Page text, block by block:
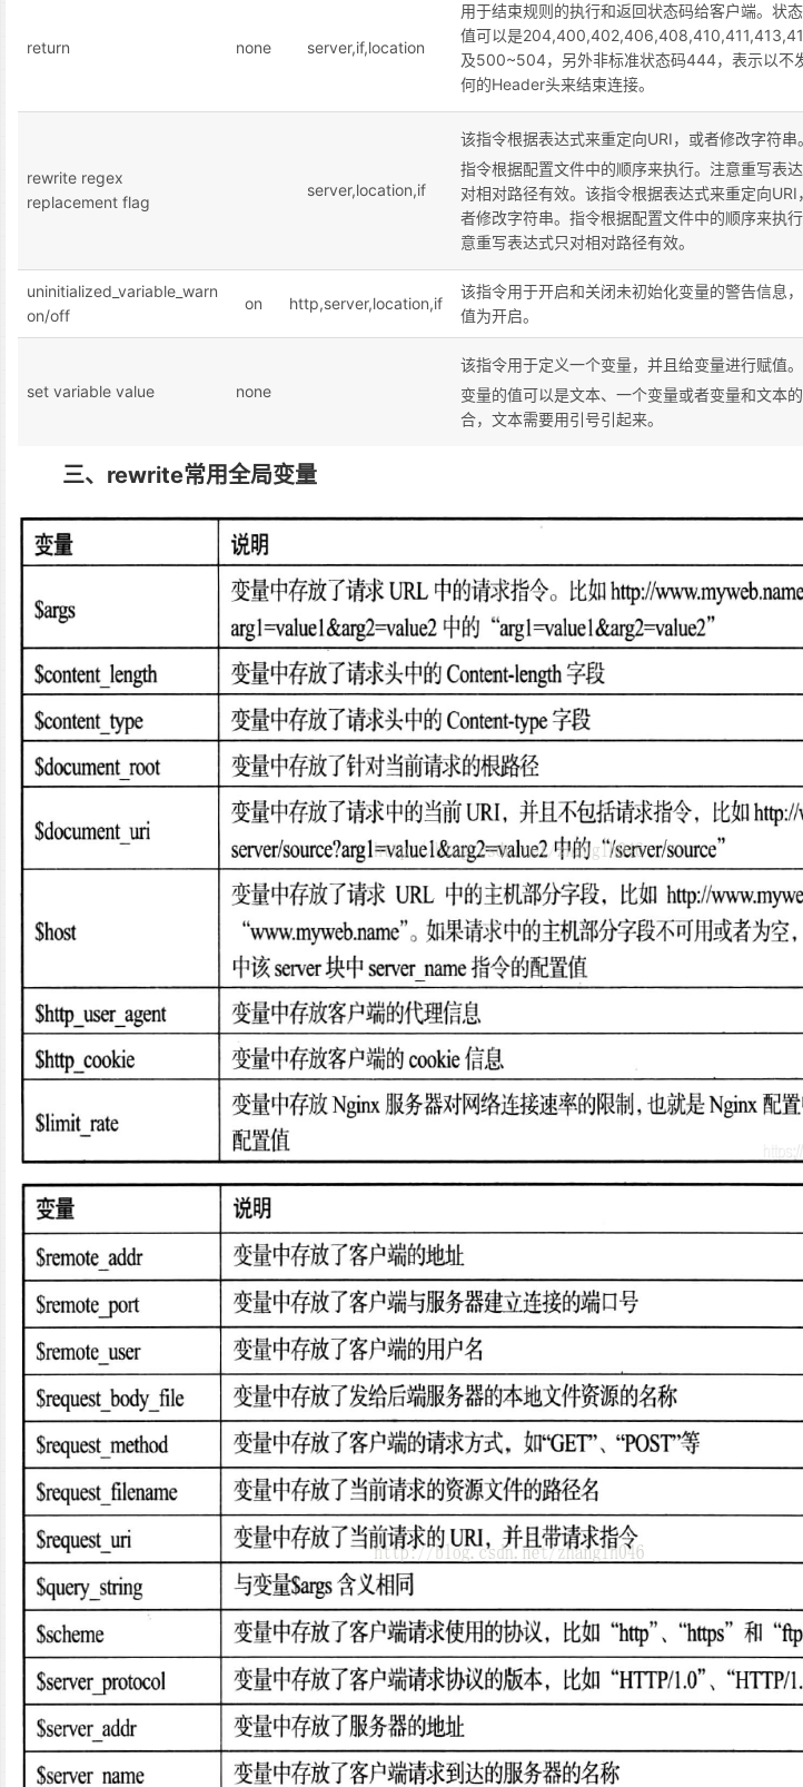
return none server,if,location
用于结束规则的执行和返回状态码给客户端。状
值可以是
及500~504，另外非标准状态码444，表示以不
何的Header头来结束连接。
rewrite regex
replacement flag
server,location,if
该指令根据表达式来重定向URI，或者修改字符串。
指令根据配置文件中的顺序来执行。注意重写表
对相对路径有效。该指令根据表达式来重定向URI
者修改字符串。指令根据配置文件中的顺序来执
意重写表达式只对相对路径有效。
uninitialized_variable_warn
on/off
on http,server,location,if
该指令用于开启和关闭未初始化变量的警告信息
值为开启。
set variable value none
该指令用于定义一个变量，并且给变量进行赋值。
变量的值可以是文本、一个变量或者变量和文本
合，文本需要用引号引起来。
三、rewrite常用全局变量